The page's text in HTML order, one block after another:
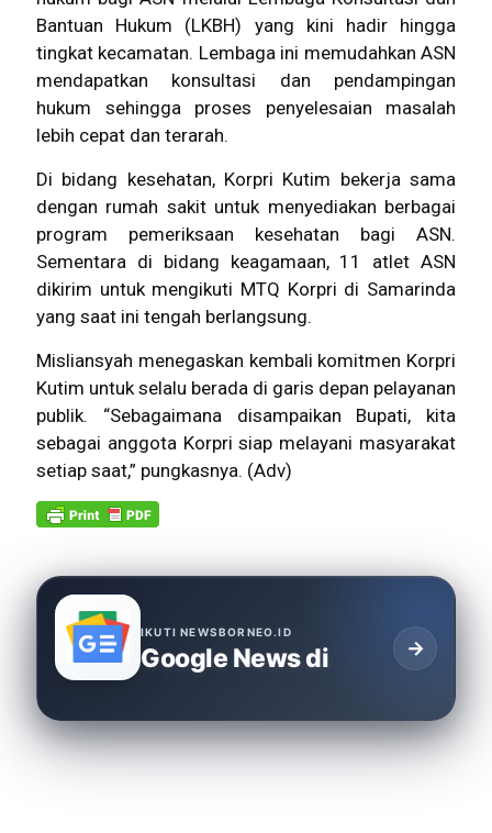
Bantuan Hukum (LKBH) yang kini hadir hingga
tingkat kecamatan. Lembaga ini memudahkan ASN
mendapatkan konsultasi dan pendampingan
hukum sehingga proses penyelesaian masalah
lebih cepat dan terarah.
Di bidang kesehatan, Korpri Kutim bekerja sama
dengan rumah sakit untuk menyediakan berbagai
program pemeriksaan kesehatan bagi ASN.
Sementara di bidang keagamaan, 11 atlet ASN
dikirim untuk mengikuti MTQ Korpri di Samarinda
yang saat ini tengah berlangsung.
Misliansyah menegaskan kembali komitmen Korpri
Kutim untuk selalu berada di garis depan pelayanan
publik. “Sebagaimana disampaikan Bupati, kita
sebagai anggota Korpri siap melayani masyarakat
setiap saat,” pungkasnya. (Adv)
IKUTI NEWSBORNEO.ID
Google News di →